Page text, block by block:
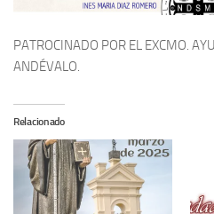
PATROCINADO POR EL EXCMO.
ANDÉVALO.
Relacionado